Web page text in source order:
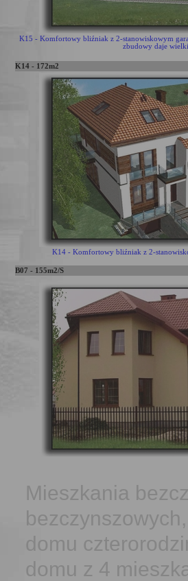
K15 - Komfortowy bliźniak z 2-stanowiskowym
zbudowy daje
K14 - 172m2
K14 - Komfortowy bliźniak z 2-
B07 - 155m2/S
Mieszkania
domu
domu z 4